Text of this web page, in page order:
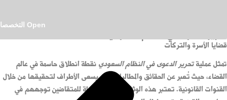
Open التخصصات القانونية
قضايا الأسرة والتركات
تحرير الدعوى في النظام السعودي
تمثل عمليةتحرير الدعوى في النظام السعودي نقطة انطلاق حاسمة في عالم
القضاء، حيث تُعبر عن الحقائق والمطالبات التي يسعى الأطراف لتحقيقها من خلال
القنوات القانونية. تعتبر هذه الوثيقة بمثابة خريطة للمتقاضين توجههم في